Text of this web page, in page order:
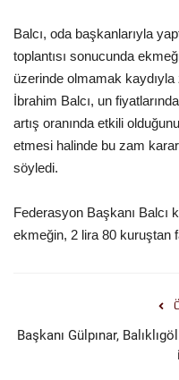
İletişim
Sağlık
Kültür Sanat
Balcı, oda başkanlarıyla
toplantısı sonucunda
üzerinde olmamak kaydıyla
İbrahim Balcı, un
artış oranında etkili
etmesi halinde bu zam
söyledi.
Federasyon Başkanı Balcı
ekmeğin, 2 lira 80 kuruştan
Başkanı Gülpınar,